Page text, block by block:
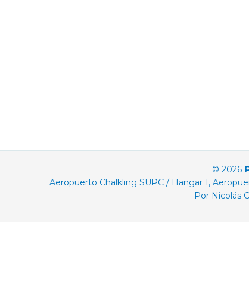
© 2026
Aeropuerto Chalkling SUPC / Hangar 1,
Por Nicolás